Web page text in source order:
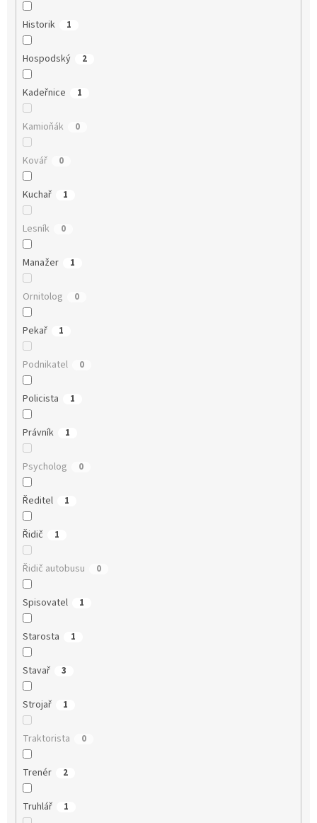
Historik 1
Hospodský 2
Kadeřnice 1
Kamioňák 0
Kovář 0
Kuchař 1
Lesník 0
Manažer 1
Ornitolog 0
Pekař 1
Podnikatel 0
Policista 1
Právník 1
Psycholog 0
Ředitel 1
Řidič 1
Řidič autobusu 0
Spisovatel 1
Starosta 1
Stavař 3
Strojař 1
Traktorista 0
Trenér 2
Truhlář 1